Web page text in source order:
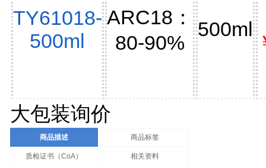
TY61018-
500ml
ARC18：
80-90%
500ml
大包装询价
商品描述 商品标签
质检证书（CoA） 相关资料